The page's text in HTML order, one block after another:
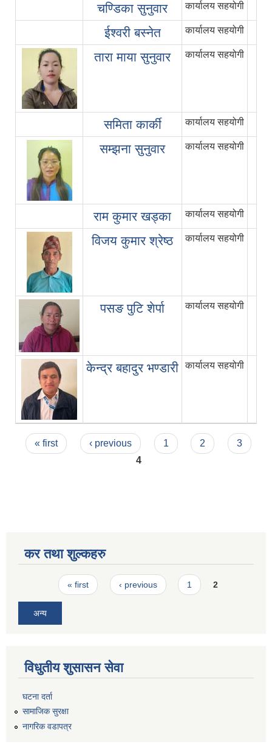
चण्डिका सुनुवार कार्यालय सहयोगी
ईश्वरी बस्नेत कार्यालय सहयोगी
तारा माया सुनुवार कार्यालय सहयोगी
समिता कार्की कार्यालय सहयोगी
सम्झना सुनुवार कार्यालय सहयोगी
राम कुमार खड्का कार्यालय सहयोगी
विजय कुमार श्रेष्ठ कार्यालय सहयोगी
पसङ पुटि शेर्पा कार्यालय सहयोगी
केन्द्र बहादुर भण्डारी कार्यालय सहयोगी
Pages
« first ‹ previous 1 2
3
4
कर तथा शुल्कहरु
Pages« first ‹ previous 1 2
अन्य
विधुतीय शुसासन सेवा
घटना दर्ता
सामाजिक सुरक्षा
नागरिक वडापत्र